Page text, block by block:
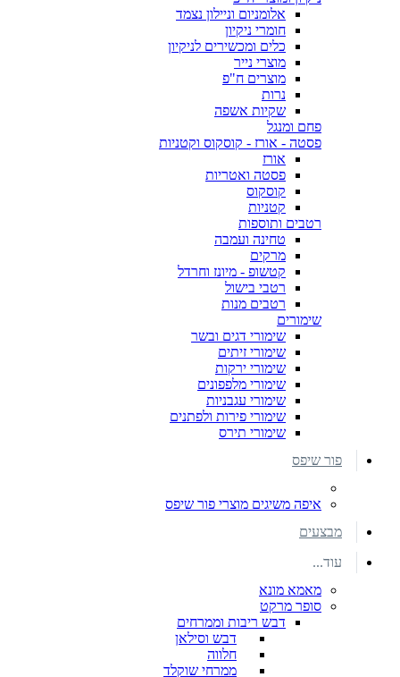
אלומניום וניילון נצמד
חומרי ניקיון
כלים ומכשירים לניקיון
מוצרי נייר
מוצרים ח"פ
נרות
שקיות אשפה
פחם ומנגל
פסטה - אורז - קוסקוס וקטניות
אורז
פסטה ואטריות
קוסקוס
קטניות
רטבים ותוספות
טחינה ועמבה
מרקים
קטשופ - מיונז וחרדל
רטבי בישול
רטבים מנות
שימורים
שימורי דגים ובשר
שימורי זיתים
שימורי ירקות
שימורי מלפפונים
שימורי עגבניות
שימורי פירות ולפתנים
שימורי תירס
פור שיפס
איפה משיגים מוצרי פור שיפס
מבצעים
עוד...
מאמא מונא
סופר מרקט
דבש ריבות וממרחים
דבש וסילאן
חלווה
ממרחי שוקלד